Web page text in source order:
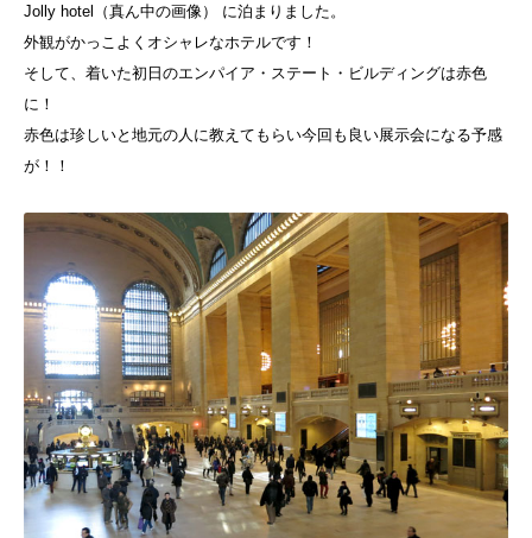
Jolly hotel（真ん中の画像） に泊まりました。
外観がかっこよくオシャレなホテルです！
そして、着いた初日のエンパイア・ステート・ビルディングは赤色
に！
赤色は珍しいと地元の人に教えてもらい今回も良い展示会になる予感
が！！